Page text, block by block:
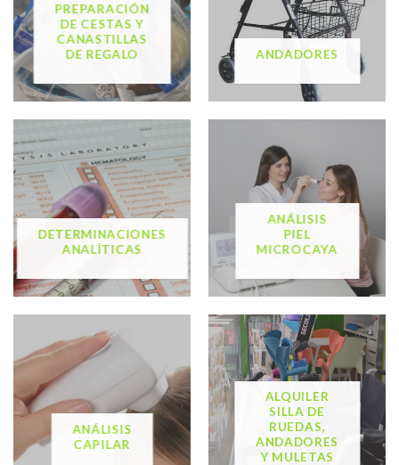
PREPARACIÓN
DE CESTAS Y
CANASTILLAS
DE REGALO
ANDADORES
DETERMINACIONES
ANALÍTICAS
ANÁLISIS
PIEL
MICROCAYA
ANÁLISIS
CAPILAR
ALQUILER
SILLA DE
RUEDAS,
ANDADORES
Y MULETAS